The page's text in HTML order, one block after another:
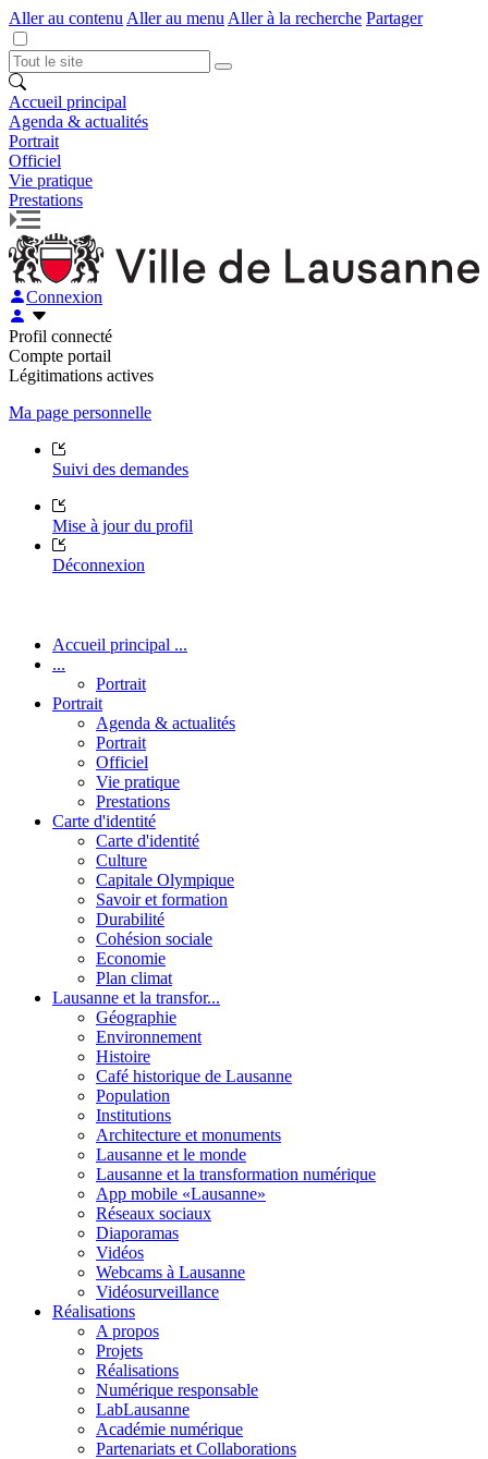
Aller au contenu Aller au menu Aller à la recherche Partager
Accueil principal
Agenda & actualités
Portrait
Officiel
Vie pratique
Prestations
Connexion
Profil connecté
Compte portail
Légitimations actives
Ma page personnelle
Suivi des demandes
Mise à jour du profil
Déconnexion
Accueil principal ...
...
Portrait
Portrait
Agenda & actualités
Portrait
Officiel
Vie pratique
Prestations
Carte d'identité
Carte d'identité
Culture
Capitale Olympique
Savoir et formation
Durabilité
Cohésion sociale
Economie
Plan climat
Lausanne et la transfor...
Géographie
Environnement
Histoire
Café historique de Lausanne
Population
Institutions
Architecture et monuments
Lausanne et le monde
Lausanne et la transformation numérique
App mobile «Lausanne»
Réseaux sociaux
Diaporamas
Vidéos
Webcams à Lausanne
Vidéosurveillance
Réalisations
A propos
Projets
Réalisations
Numérique responsable
LabLausanne
Académie numérique
Partenariats et Collaborations